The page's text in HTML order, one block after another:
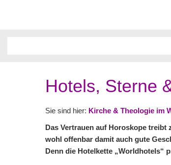
Hotels, Sterne
Sie sind hier: Kirche & Theologie im
Das Vertrauen auf Horoskope treibt
wohl offenbar damit auch gute
Denn die Hotelkette „Worldhotels“